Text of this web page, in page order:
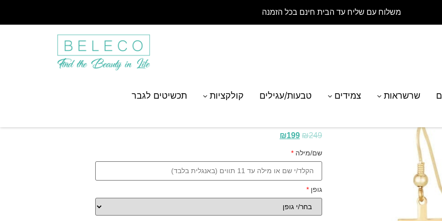
משלוח עם שליח עד הבית חינם בכל הזמנה
שרשראות צמידים טבעות/עגילים קולקציות תכשיטים לגבר צלב תלויים עם שם בהתאמה אישית
₪249
₪199
שם/מילה*
גופן*